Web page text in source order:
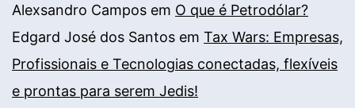
Alexsandro Campos em O que é Petrodólar?
Edgard José dos Santos em Tax Wars: Empresas,
Profissionais e Tecnologias conectadas, flexíveis
e prontas para serem Jedis!